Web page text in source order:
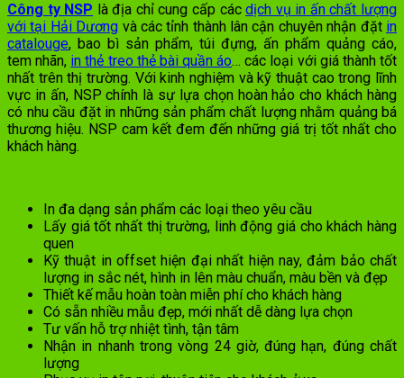
Công ty NSP là địa chỉ cung cấp cácdịch vụ in ấn chất lượng
với tại Hải Dương và các tỉnh thành lân cận chuyên nhận đặt in
catalouge, bao bì sản phẩm, túi đựng, ấn phẩm quảng cáo,
tem nhãn, in thẻ treo thẻ bài quần áo… các loại với giá thành tốt
nhất trên thị trường. Với kinh nghiệm và kỹ thuật cao trong lĩnh
vực in ấn, NSP chính là sự lựa chọn hoàn hảo cho khách hàng
có nhu cầu đặt in những sản phẩm chất lượng nhằm quảng bá
thương hiệu. NSP cam kết đem đến những giá trị tốt nhất cho
khách hàng.
In đa dạng sản phẩm các loại theo yêu cầu
Lấy giá tốt nhất thị trường, linh động giá cho khách hàng
quen
Kỹ thuật in offset hiện đại nhất hiện nay, đảm bảo chất
lượng in sắc nét, hình in lên màu chuẩn, màu bền và đẹp
Thiết kế mẫu hoàn toàn miễn phí cho khách hàng
Có sẵn nhiều mẫu đẹp, mới nhất dễ dàng lựa chọn
Tư vấn hỗ trợ nhiệt tình, tận tâm
Nhận in nhanh trong vòng 24 giờ, đúng hạn, đúng chất
lượng